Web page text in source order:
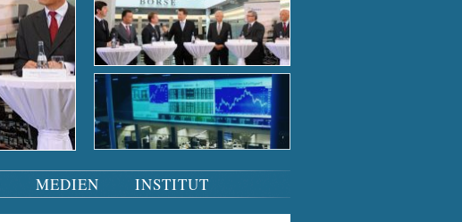
Tiefgründige Gespräche
Podiumsdiskussion
Der Börsensaal bei Nacht
MEDIEN INSTITUT